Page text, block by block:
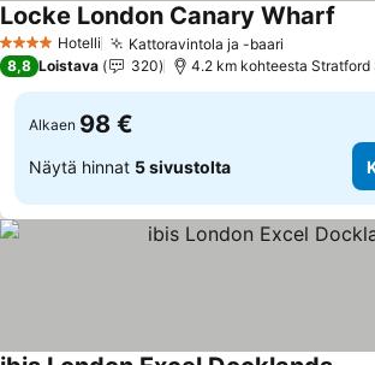
4 Tähtiluokitus
Hotelli Kattoravintola ja -baari
Locke London Canary Wharf
8,8 Loistava 320 4.2 km kohteesta Stratford
Alkaen 98 €
Näytä hinnat 5 sivustolta